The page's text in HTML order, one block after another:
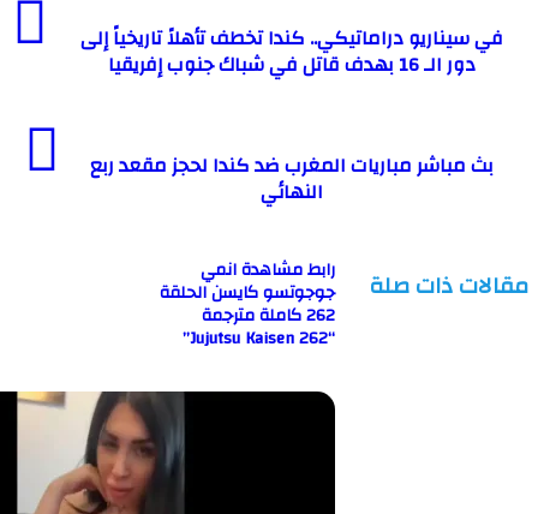
دراماتيكي.. كندا تخطف تأهلاً تاريخياً إلى
16 بهدف قاتل في شباك جنوب إفريقيا
مباريات المغرب ضد كندا لحجز مقعد ربع
ذات صلة رابط مشاهدة انمي
جوجوتسو كايسن الحلقة
262 كاملة مترجمة